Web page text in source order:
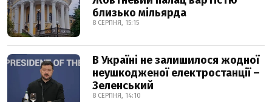
близько мільярда
8 СЕРПНЯ, 15:15
В Україні не залишилося жодної
неушкодженої електростанції –
Зеленський
8 СЕРПНЯ, 14:10